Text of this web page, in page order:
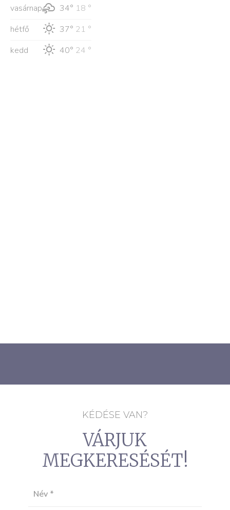
vasárnap 34° 18 °
hétfő
37° 21 °
kedd
40° 24 °
KÉDÉSE VAN?
VÁRJUK
MEGKERESÉSÉT!